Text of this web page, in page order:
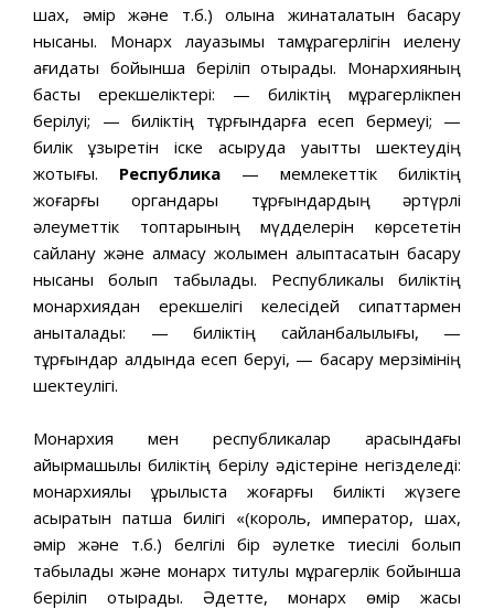
шах, әмір және т.б.) қолына жинақталатын басқару
нысаны. Монарх лауазымы тақмұрагерлігін иелену
қағидаты бойынша беріліп отырады. Монархияның
басты ерекшеліктері: — биліктің мұрагерлікпен
берілуі; — биліктің тұрғындарға есеп бермеуі; —
билік құзыретін іске асыруда уақыттық шектеудің
жоқтығы. Республика — мемлекеттік биліктің
жоғарғы органдары тұрғындардың әртүрлі
әлеуметтік топтарының мүдделерін көрсететін
сайлану және алмасу жолымен қалыптасатын басқару
нысаны болып табылады. Республикалық биліктің
монархиядан ерекшелігі келесідей сипаттармен
анықталады: — биліктің сайланбалылығы, —
тұрғындар алдында есеп беруі, — басқару мерзімінің
шектеулігі.
Монархия мен республикалар арасындағы
айырмашылық биліктің берілу әдістеріне негізделеді:
монархиялық құрылыста жоғарғы билікті жүзеге
асыратын патша билігі «(король, император, шах,
әмір және т.б.) белгілі бір әулетке тиесілі болып
табылады және монарх титулы мұрагерлік бойынша
беріліп отырады. Әдетте, монарх өмір жасы